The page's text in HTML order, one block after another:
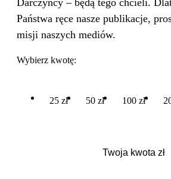
Darczyńcy – będą tego chcieli.
Państwa ręce nasze publikacje,
misji naszych mediów.
Wybierz kwotę:
25 zł 50 zł 100 zł